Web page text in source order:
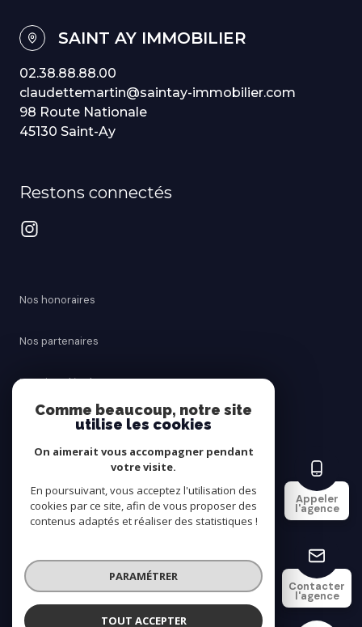
Appeler
l'agence
Contacter
l'agence
SAINT AY IMMOBILIER
02.38.88.88.00
claudettemartin@saintay-immobilier.com
98 Route Nationale
45130 Saint-Ay
Restons connectés
Nos honoraires
Nos partenaires
Mentions légales
Cookies
© 2026 | Tous droits réservés
Réalisé par
Comme beaucoup, notre site
utilise les cookies
On aimerait vous accompagner pendant
votre visite.
En poursuivant, vous acceptez l'utilisation des
cookies par ce site, afin de vous proposer des
contenus adaptés et réaliser des statistiques !
PARAMÉTRER
TOUT ACCEPTER